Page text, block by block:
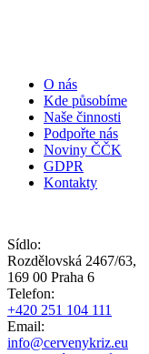
O nás
Kde působíme
Naše činnosti
Podpořte nás
Noviny ČČK
GDPR
Kontakty
Sídlo:
Rozdělovská 2467/63,
169 00 Praha 6
Telefon:
+420 251 104 111
Email:
info@cervenykriz.eu